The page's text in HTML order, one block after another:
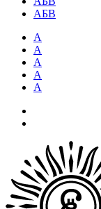
АБВ
А
А
А
А
А